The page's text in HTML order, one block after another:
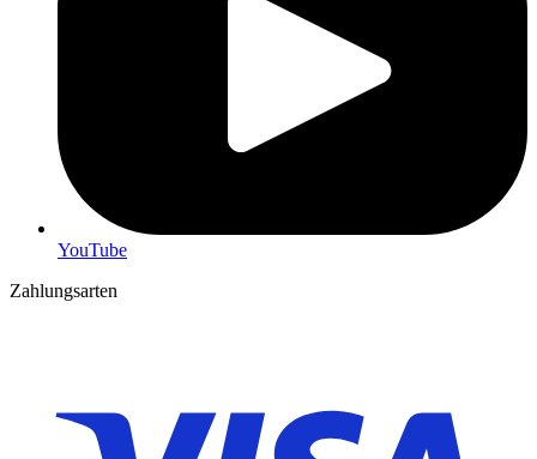
YouTube
Zahlungsarten